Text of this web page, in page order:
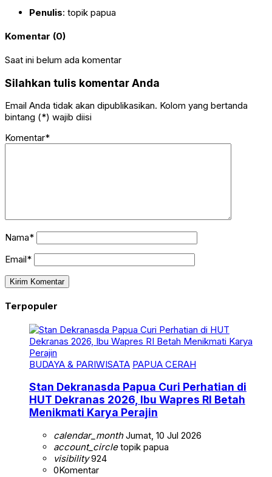
Penulis: topik papua
Komentar (0)
Saat ini belum ada komentar
Silahkan tulis komentar Anda
Email Anda tidak akan dipublikasikan. Kolom yang bertanda
bintang (*) wajib diisi
Komentar*
Nama*
Email*
Terpopuler
BUDAYA & PARIWISATA PAPUA CERAH
Stan Dekranasda Papua Curi Perhatian di
HUT Dekranas 2026, Ibu Wapres RI Betah
Menikmati Karya Perajin
calendar_monthJumat, 10 Jul 2026
account_circletopik papua
visibility924
0Komentar